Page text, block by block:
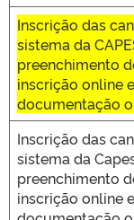
Inscrição das
sistema da
preenchimento
inscrição online
documentação
Inscrição das
sistema da
preenchimento
inscrição online